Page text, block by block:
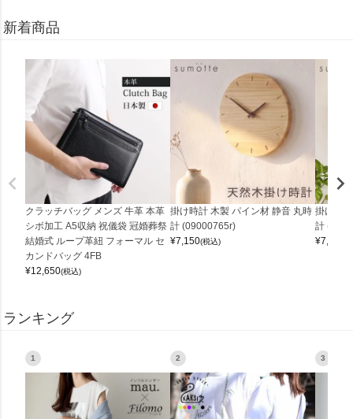
新着商品
クラッチバッグ メンズ 牛革 本革
シボ加工 A5収納 祝儀袋 冠婚葬祭
結婚式 ループ革紐 フォーマル セ
カンドバッグ 4FB
¥12,650(税込)
掛け時計 木製 パイン材 静音 丸時
計 (09000765r)
¥7,150(税込)
掛け時
計
¥7,150
ランキング
1 2 3